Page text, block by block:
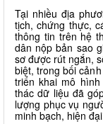
Tại nhiều địa
tịch, chứng thực,
thông tin trên hệ
dân nộp bản sao
sơ được rút ngắn,
biệt, trong bối
triển khai mô
thác dữ liệu đã
lượng phục vụ
minh bạch, hiện